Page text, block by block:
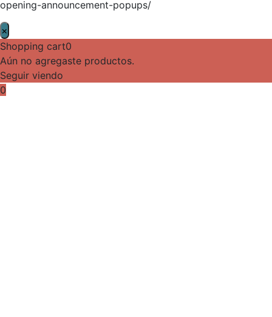
opening-announcement-popups/
×
Shopping cart0
Aún no agregaste productos.
Seguir viendo
0